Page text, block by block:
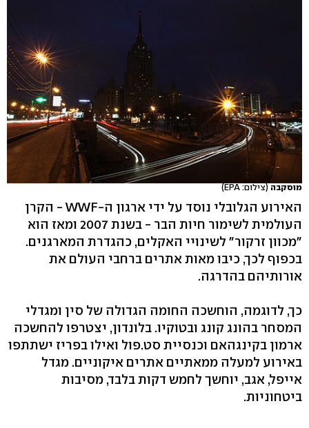
מוסקבה(צילום: EPA)
האירוע הגלובלי נוסד על ידי ארגון ה-WWF - הקרן
העולמית לשימור חיות הבר - בשנת 2007 ומאז הוא
"מכוון זרקור" לשינויי האקלים, כהגדרת המארגנים.
בכפוף לכך, כיבו מאות אתרים ברחבי העולם את
אורותיהם בהדרגה.
כך, לדוגמה, הוחשכה החומה הגדולה של סין ומגדלי
המסחר בהונג קונג ובטוקיו. בלונדון, יצטרפו להחשכה
ארמון בקינגהאם וכנסיית סט.פול ואילו בפריז ישתתפו
באירוע למעלה ממאתיים אתרים איקוניים. מגדל
אייפל, אגב, יוחשך לחמש דקות בלבד, מסיבות
ביטחוניות.